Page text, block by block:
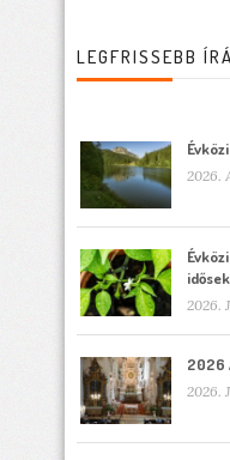
LEGFRISSEBB
2026.
2026.
2026
2026.